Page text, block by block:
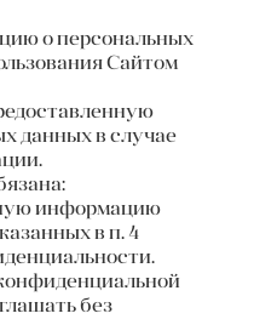
о персональных
Сайтом
данных в случае
информацию
в п. 4
без